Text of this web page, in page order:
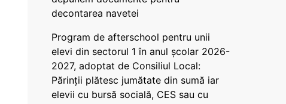
decontarea navetei
Program de afterschool pentru unii
elevi din sectorul 1 în anul școlar 2026-
2027, adoptat de Consiliul Local:
Părinții plătesc jumătate din sumă iar
elevii cu bursă socială, CES sau cu